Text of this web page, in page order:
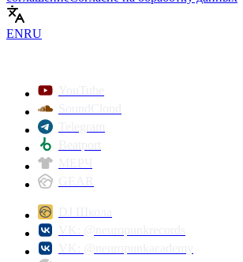
ENRU